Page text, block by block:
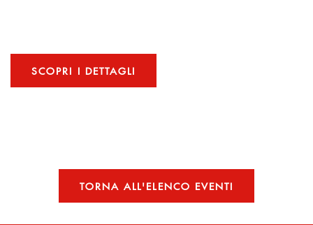
SCOPRI I DETTAGLI
TORNA ALL'ELENCO EVENTI